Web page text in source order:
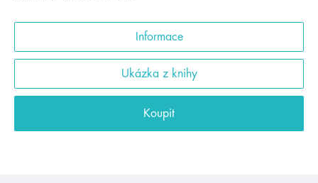
Informace
Ukázka z knihy
Koupit